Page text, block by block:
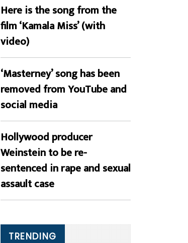
Here is the song from the
film ‘Kamala Miss’ (with
video)
‘Masterney’ song has been
removed from YouTube and
social media
Hollywood producer
Weinstein to be re-
sentenced in rape and sexual
assault case
TRENDING